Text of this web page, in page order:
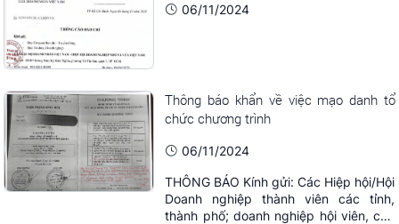
06/11/2024
Thông báo khẩn về việc mạo danh tổ
chức chương trình
06/11/2024
THÔNG BÁO Kính gửi: Các Hiệp hội/Hội
Doanh nghiệp thành viên các tỉnh,
thành phố; doanh nghiệp hội viên, các